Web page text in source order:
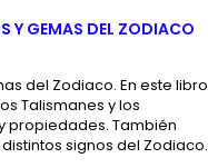
Y GEMAS DEL ZODIACO
del Zodiaco. En este libro
Talismanes y los
propiedades. También
signos del Zodiaco.